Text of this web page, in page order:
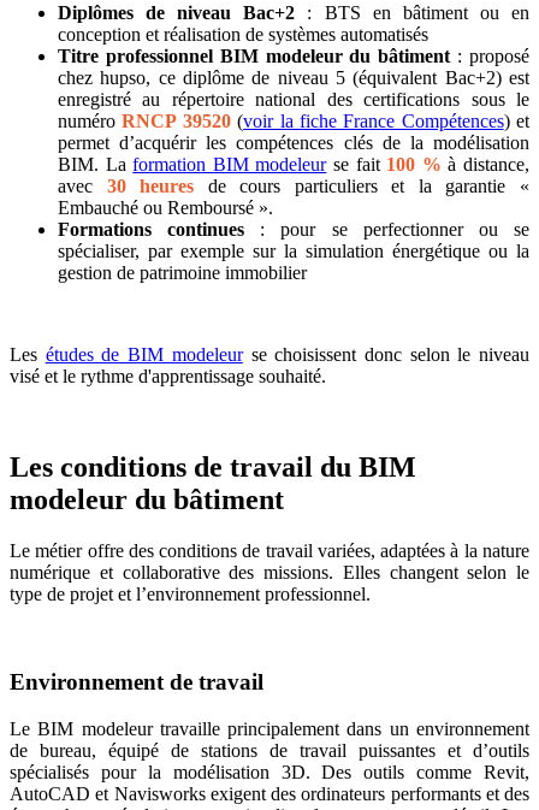
Diplômes de niveau Bac+2 : BTS en bâtiment ou en
conception et réalisation de systèmes automatisés
Titre professionnel BIM modeleur du bâtiment : proposé
chez hupso, ce diplôme de niveau 5 (équivalent Bac+2) est
enregistré au répertoire national des certifications sous le
numéroRNCP 39520(voir la fiche France Compétences) et
permet d’acquérir les compétences clés de la modélisation
BIM. Laformation BIM modeleurse fait 100 % à distance,
avec 30 heures de cours particuliers et la garantie «
Embauché ou Remboursé ».
Formations continues : pour se perfectionner ou se
spécialiser, par exemple sur la simulation énergétique ou la
gestion de patrimoine immobilier
Les études de BIM modeleurse choisissent donc selon le niveau
visé et le rythme d'apprentissage souhaité.
Les conditions de travail du BIM
modeleur du bâtiment
Le métier offre des conditions de travail variées, adaptées à la nature
numérique et collaborative des missions. Elles changent selon le
type de projet et l’environnement professionnel.
Environnement de travail
Le BIM modeleur travaille principalement dans un environnement
de bureau, équipé de stations de travail puissantes et d’outils
spécialisés pour la modélisation 3D. Des outils comme Revit,
AutoCAD et Navisworks exigent des ordinateurs performants et des